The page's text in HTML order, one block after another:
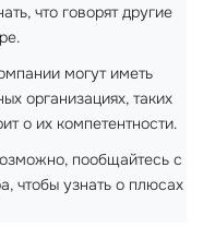
что говорят другие
могут иметь
организациях, таких
о их компетентности.
пообщайтесь с
чтобы узнать о плюсах